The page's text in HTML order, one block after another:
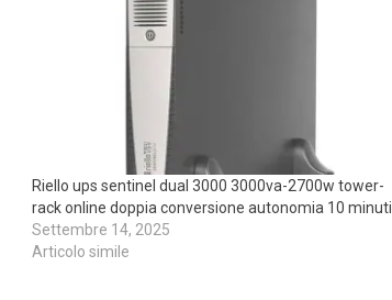
Riello ups sentinel dual 3000 3000va-2700w tower-
rack online doppia conversione autonomia 10 minuti
Settembre 14, 2025
Articolo simile